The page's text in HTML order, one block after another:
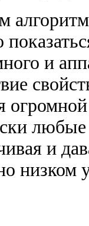
и
и
низком